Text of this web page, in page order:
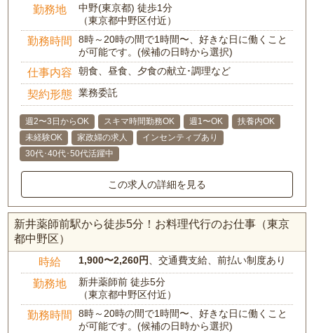
勤務地
中野(東京都) 徒歩1分
（東京都中野区付近）
勤務時間
8時～20時の間で1時間〜、好きな日に働くこと
が可能です。(候補の日時から選択)
仕事内容 朝食、昼食、夕食の献立･調理など
契約形態 業務委託
週2〜3日からOK スキマ時間勤務OK 週1〜OK
扶養内OK
未経験OK
家政婦の求人
インセンティブあり
30代･40代･50代活躍中
この求人の詳細を見る
新井薬師前駅から徒歩5分！お料理代行のお仕事（東京
都中野区）
時給 1,900〜2,260円 、交通費支給、前払い制度あり
勤務地
新井薬師前 徒歩5分
（東京都中野区付近）
勤務時間
8時～20時の間で1時間〜、好きな日に働くこと
が可能です。(候補の日時から選択)